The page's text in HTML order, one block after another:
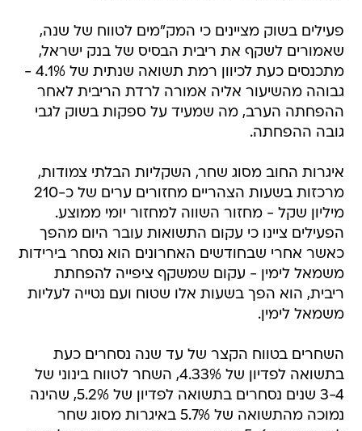
גבוהה מהשיעור אליה אמורה לרדת הריבית לאחר
ההפחתה הערב, מה שמעיד על ספקות בשוק לגבי
גובה ההפחתה.
איגרות החוב מסוג שחר, השקליות הבלתי צמודות,
מיליון שקל - מחזור השווה למחזור יומי ממוצע.
הפעילים ציינו כי עקום התשואות עובר היום מהפך
כאשר אחרי שבחודשים האחרונים הוא נסחר בירידות
משמאל לימין - עקום שמשקף ציפייה להפחתת
ריבית, הוא הפך בשעות אלו שטוח ועם נטייה לעליות
משמאל לימין.
השחרים בטווח הקצר של עד שנה נסחרים כעת
3-4 שנים נסחרים בתשואה לפדיון של 5.2%, שהינה
נמוכה מהתשואה של 5.7% באיגרות מסוג שחר
לפדיון בעוד 5-6 שנים. השחר הארוכה ביותר לפדיון
בעוד 9.4 שנים, נסחרת כעת במחיר שמשקף לה